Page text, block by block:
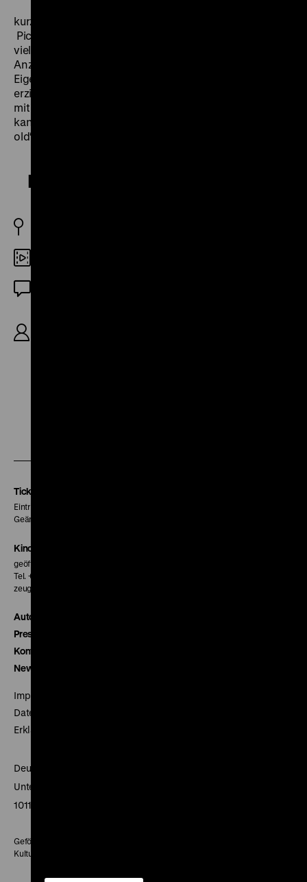
kurzen, von der B-Movie-Abteilung der Columbia
Pictures produzierten Musikfilms sind erstaunlich
vielfältig. Peggy wirkt zwar naiv und sich ihrer
Anziehungskraft kaum bewusst, dennoch zeigt sie
Eigeninitiative. Mae ist eine Mutter, die ihr Kind allein
erziehen musste, und das selbstbewusst schaffte. Und
mit der zukünftigen Schwiegermutter (Nana Bryant)
kann man Pferde stehlen – ihr Song „You’re never too
old“ ist eine Ode an die Alterslosigkeit. (jz)
Ladies of the Chorus
Tickets
Eintritt 5 €
Geänderte Preise sind im Programm vermerkt.
Kinokasse
geöffnet 30 Minuten vor Beginn der ersten Vorstellung
Tel. + 49 30 20304-770
zeughauskino@dhm.de
Autor*innen
Presse
Kontakt
Newsletter
Impressum
Datenschutz
Erklärung digitale Barrierefreiheit
Deutsches Historisches Museum
Unter den Linden 2
10117 Berlin
Gefördert mit Mitteln des Beauftragten der Bundesregierung für
Kultur und Medien